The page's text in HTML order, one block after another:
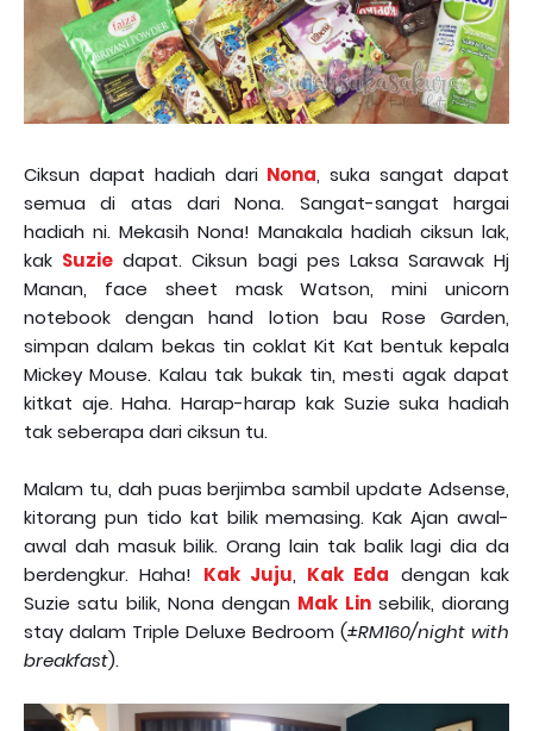
Ciksun dapat hadiah dari Nona, suka sangat dapat
semua di atas dari Nona. Sangat-sangat hargai
hadiah ni. Mekasih Nona! Manakala hadiah ciksun lak,
kak Suzie dapat. Ciksun bagi pes Laksa Sarawak Hj
Manan, face sheet mask Watson, mini unicorn
notebook dengan hand lotion bau Rose Garden,
simpan dalam bekas tin coklat Kit Kat bentuk kepala
Mickey Mouse. Kalau tak bukak tin, mesti agak dapat
kitkat aje. Haha. Harap-harap kak Suzie suka hadiah
tak seberapa dari ciksun tu.
Malam tu, dah puas berjimba sambil update Adsense,
kitorang pun tido kat bilik memasing. Kak Ajan awal-
awal dah masuk bilik. Orang lain tak balik lagi dia da
berdengkur. Haha! Kak Juju, Kak Eda dengan kak
Suzie satu bilik, Nona dengan Mak Linsebilik, diorang
stay dalam Triple Deluxe Bedroom (±RM160/night with
breakfast).